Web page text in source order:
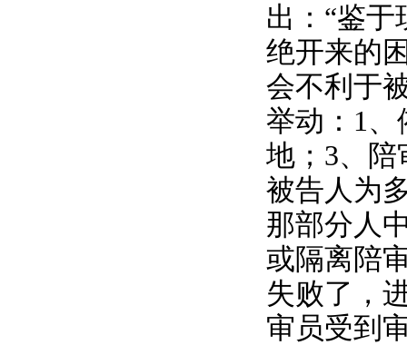
出：“鉴
绝开来的
会不利于
举动：1、
地；3、陪
被告人为
那部分人
或隔离陪
失败了，
审员受到